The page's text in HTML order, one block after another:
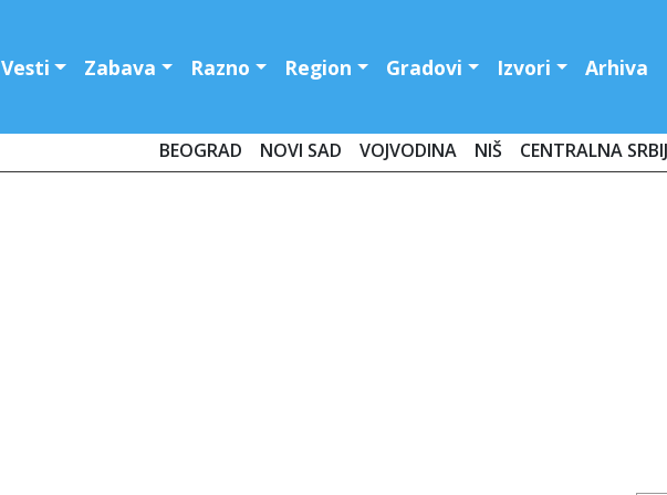
Vesti Zabava Razno Region Gradovi Izvori Arhiva
BEOGRAD NOVI SAD VOJVODINA NIŠ CENTRALNA